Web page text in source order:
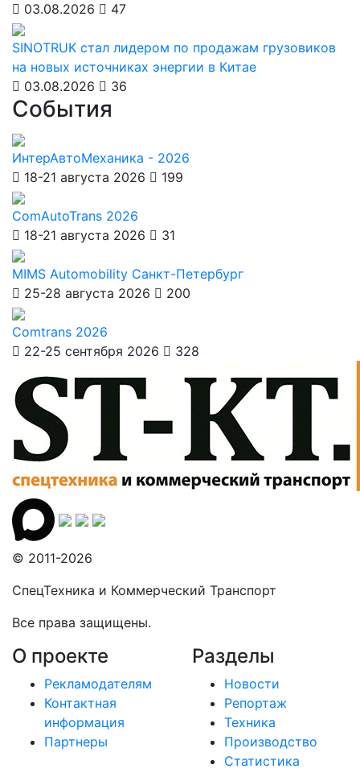
03.08.2026
47
SINOTRUK стал лидером по продажам грузовиков
на новых источниках энергии в Китае
03.08.2026
36
События
ИнтерАвтоМеханика - 2026
18-21 августа 2026
199
ComAutoTrans 2026
18-21 августа 2026
31
MIMS Automobility Санкт-Петербург
25-28 августа 2026
200
Comtrans 2026
22-25 сентября 2026
328
© 2011-2026
СпецТехника и Коммерческий Транспорт
Все права защищены.
О проекте
Рекламодателям
Контактная
информация
Партнеры
Разделы
Новости
Репортаж
Техника
Производство
Статистика